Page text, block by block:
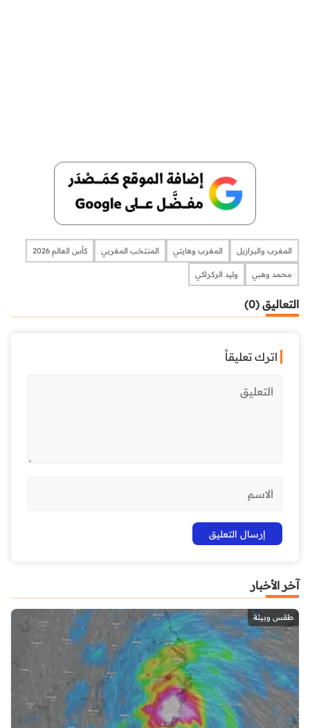
المغرب والبرازيل المغرب وهايتي المنتخب المغربي كأس العالم 2026
محمد وهبي وليد الركراكي
التعاليق (0)
اترك تعليقاً
آخر الأخبار
طقس وبيئة